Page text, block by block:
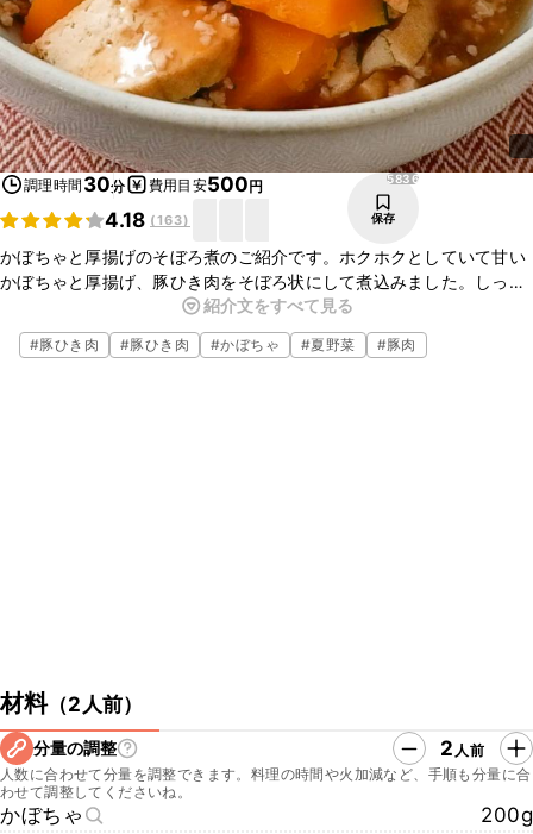
調理時間 30分 費用目安500円
4.18 (163)
5836
保存
かぼちゃと厚揚げのそぼろ煮のご紹介です。ホクホクとしていて甘い
かぼちゃと厚揚げ、豚ひき肉をそぼろ状にして煮込みました。しっか
りと味が染みたかぼちゃと厚揚げがとてもおいしいですよ。ぜひ作っ
てみてくださいね。
紹介文をすべて見る
#豚ひき肉 #豚ひき肉 #かぼちゃ #夏野菜 #豚肉
材料（2人前）
分量の調整 2 人前
人数に合わせて分量を調整できます。料理の時間や火加減など、手順も分量に合
わせて調整してくださいね。
かぼちゃ
200g